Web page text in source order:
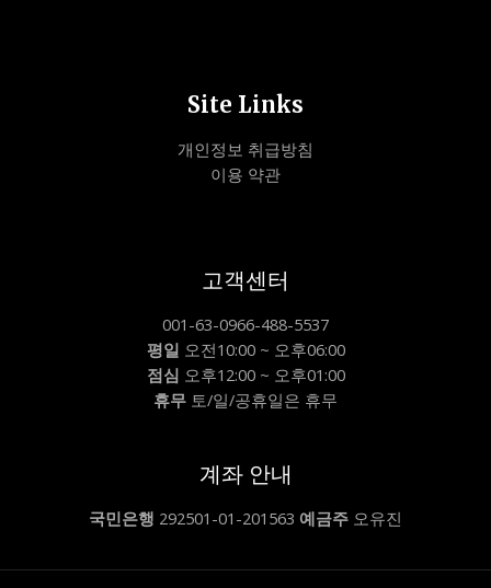
Site Links
개인정보 취급방침
이용 약관
고객센터
001-63-0966-488-5537
평일 오전10:00 ~ 오후06:00
점심 오후12:00 ~ 오후01:00
휴무 토/일/공휴일은 휴무
계좌 안내
국민은행 292501-01-201563 예금주 오유진